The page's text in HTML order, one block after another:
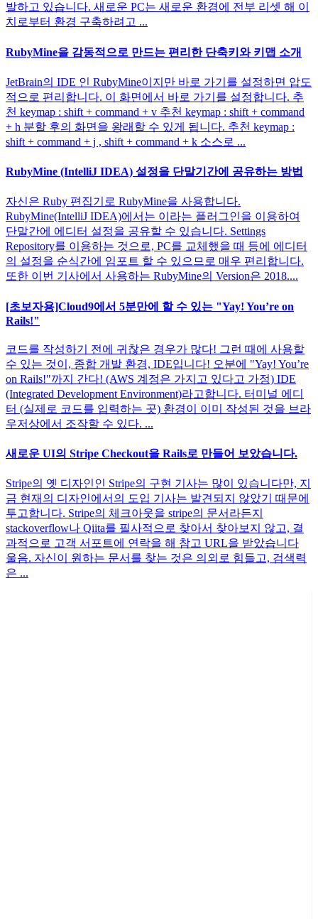
발하고 있습니다. 새로운 PC는 새로운 환경에 전부 리셋 해 이
치로부터 환경 구축하려고 ...
RubyMine을 감동적으로 만드는 편리한 단축키와 키맵 소개
JetBrain의 IDE 인 RubyMine이지만 바로 가기를 설정하면 압도
적으로 편리합니다. 이 화면에서 바로 가기를 설정합니다. 추
천 keymap : shift + command + v 추천 keymap : shift + command
+ h 분할 후의 화면을 왕래할 수 있게 됩니다. 추천 keymap :
shift + command + j , shift + command + k 소스로 ...
RubyMine (IntelliJ IDEA) 설정을 단말기간에 공유하는 방법
자신은 Ruby 편집기로 RubyMine을 사용합니다.
RubyMine(IntelliJ IDEA)에서는 이라는 플러그인을 이용하여
단말간에 에디터 설정을 공유할 수 있습니다. Settings
Repository를 이용하는 것으로, PC를 교체했을 때 등에 에디터
의 설정을 순식간에 임포트 할 수 있으므로 매우 편리합니다.
또한 이번 기사에서 사용하는 RubyMine의 Version은 2018....
[초보자용]Cloud9에서 5분만에 할 수 있는 "Yay! You’re on
Rails!"
코드를 작성하기 전에 귀찮은 경우가 많다! 그런 때에 사용할
수 있는 것이, 종합 개발 환경, IDE입니다! 오분에 "Yay! You’re
on Rails!"까지 간다! (AWS 계정은 가지고 있다고 가정) IDE
(Integrated Development Environment)라고합니다. 터미널 에디
터 (실제로 코드를 입력하는 곳) 환경이 이미 작성된 것을 브라
우저상에서 조작할 수 있다. ...
새로운 UI의 Stripe Checkout을 Rails로 만들어 보았습니다.
Stripe의 옛 디자인인 Stripe의 구현 기사는 많이 있습니다만, 지
금 현재의 디자인에서의 도입 기사는 발견되지 않았기 때문에
투고합니다. Stripe의 체크아웃을 stripe의 문서라든지
stackoverflow나 Qiita를 필사적으로 찾아서 찾아보지 않고, 결
과적으로 고객 서포트에 연락을 해 참고 URL을 받았습니다
울음. 자신이 원하는 문서를 찾는 것은 의외로 힘들고, 검색력
은 ...